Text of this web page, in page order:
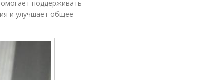
поддерживать
и улучшает общее